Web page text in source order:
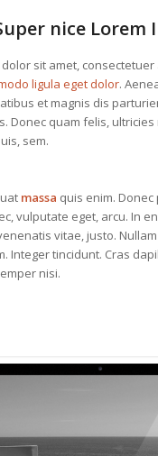
nice Lorem
sit amet, consectetuer
ligula eget dolor.
et magnis dis
Donec quam felis,
sem.
massa quis enim.
vulputate eget, arcu. In
vitae, justo.
Integer tincidunt. Cras
nisi.